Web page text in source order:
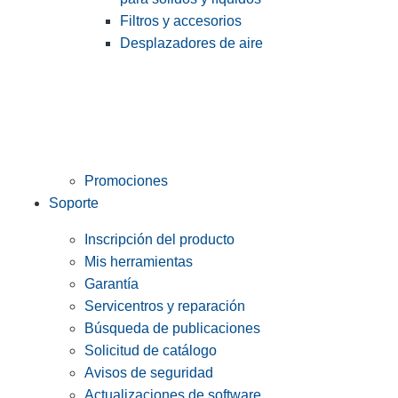
Filtros y accesorios
Desplazadores de aire
Promociones
Soporte
Inscripción del producto
Mis herramientas
Garantía
Servicentros y reparación
Búsqueda de publicaciones
Solicitud de catálogo
Avisos de seguridad